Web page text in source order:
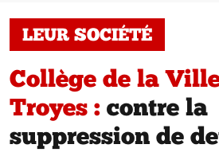
LEUR SOCIÉTÉ
Collège de la
Troyes : contre la
suppression de